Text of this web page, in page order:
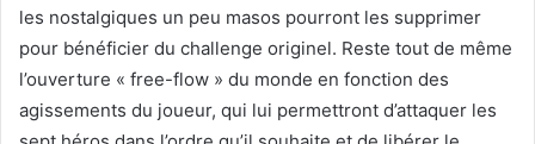
les nostalgiques un peu masos pourront les supprimer
pour bénéficier du challenge originel. Reste tout de même
l’ouverture « free-flow » du monde en fonction des
agissements du joueur, qui lui permettront d’attaquer les